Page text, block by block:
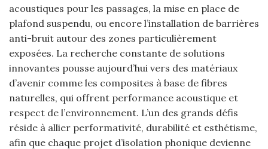
acoustiques pour les passages, la mise en place de
plafond suspendu, ou encore l’installation de barrières
anti-bruit autour des zones particulièrement
exposées. La recherche constante de solutions
innovantes pousse aujourd’hui vers des matériaux
d’avenir comme les composites à base de fibres
naturelles, qui offrent performance acoustique et
respect de l’environnement. L’un des grands défis
réside à allier performativité, durabilité et esthétisme,
afin que chaque projet d’isolation phonique devienne